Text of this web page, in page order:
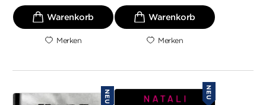
Merken Merken
NEU NEU